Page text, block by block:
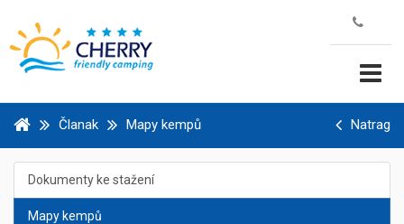
Članak Mapy kempů Natrag
Dokumenty ke stažení
Mapy kempů